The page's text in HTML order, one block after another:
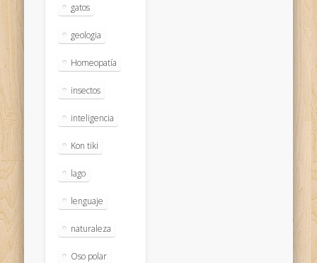
gatos
geologia
Homeopatía
insectos
inteligencia
Kon tiki
lago
lenguaje
naturaleza
Oso polar